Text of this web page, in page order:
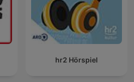
hr2 Hörspiel